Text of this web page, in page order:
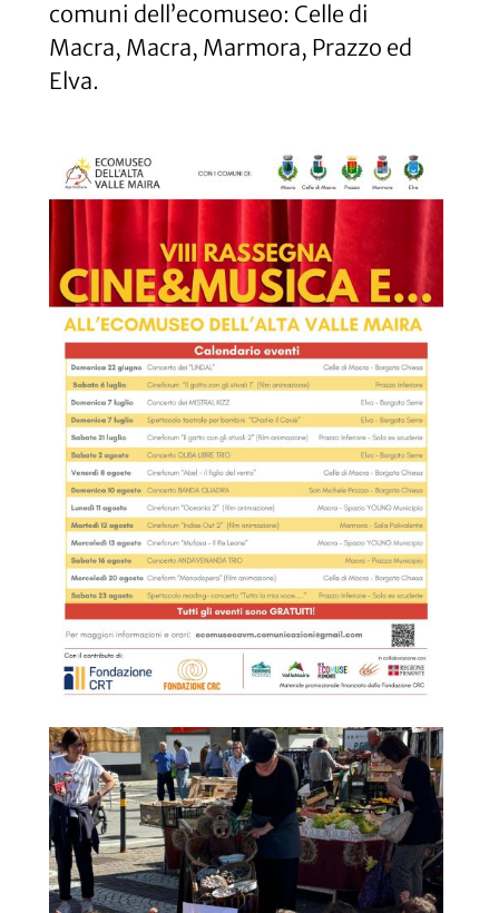
comuni dell’ecomuseo: Celle di
Macra, Macra, Marmora, Prazzo ed
Elva.